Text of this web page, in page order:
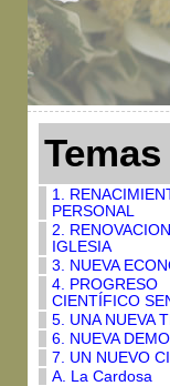
Temas
1.
PERSONAL
2.
IGLESIA
3. NUEVA
4. PROGRESO
CIENTÍFICO
5. UNA NUEVA
6. NUEVA
7. UN NUEVO
A. La Cardosa